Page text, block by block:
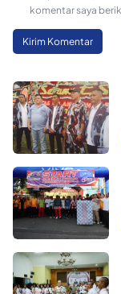
komentar saya